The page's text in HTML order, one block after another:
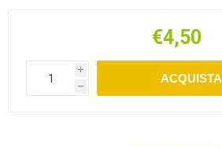
€4,50
i
h
ACQUISTA